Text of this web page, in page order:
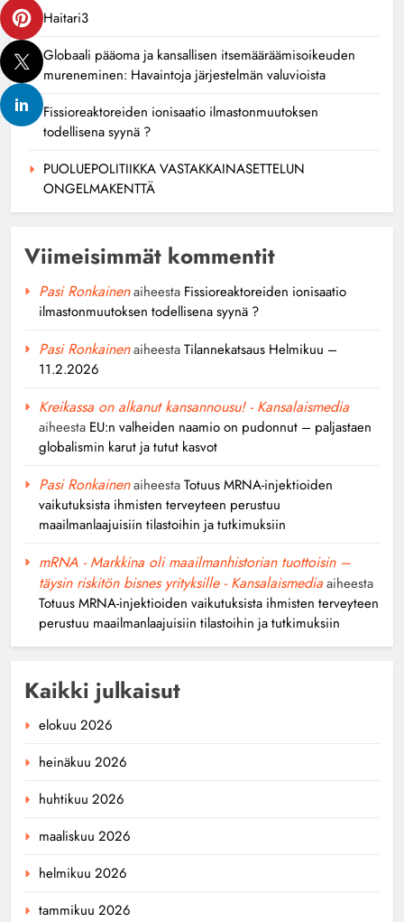
Haitari3
Globaali pääoma ja kansallisen itsemääräämisoikeuden
mureneminen: Havaintoja järjestelmän valuvioista
Fissioreaktoreiden ionisaatio ilmastonmuutoksen
todellisena syynä ?
PUOLUEPOLITIIKKA VASTAKKAINASETTELUN
ONGELMAKENTTÄ
Viimeisimmät kommentit
Pasi Ronkainenaiheesta Fissioreaktoreiden ionisaatio
ilmastonmuutoksen todellisena syynä ?
Pasi RonkainenaiheestaTilannekatsaus Helmikuu –
11.2.2026
Kreikassa on alkanut kansannousu! - Kansalaismedia
aiheesta EU:n valheiden naamio on pudonnut – paljastaen
globalismin karut ja tutut kasvot
Pasi RonkainenaiheestaTotuus MRNA-injektioiden
vaikutuksista ihmisten terveyteen perustuu
maailmanlaajuisiin tilastoihin ja tutkimuksiin
mRNA - Markkina oli maailmanhistorian tuottoisin –
täysin riskitön bisnes yrityksille - Kansalaismediaaiheesta
Totuus MRNA-injektioiden vaikutuksista ihmisten terveyteen
perustuu maailmanlaajuisiin tilastoihin ja tutkimuksiin
Kaikki julkaisut
elokuu 2026
heinäkuu 2026
huhtikuu 2026
maaliskuu 2026
helmikuu 2026
tammikuu 2026